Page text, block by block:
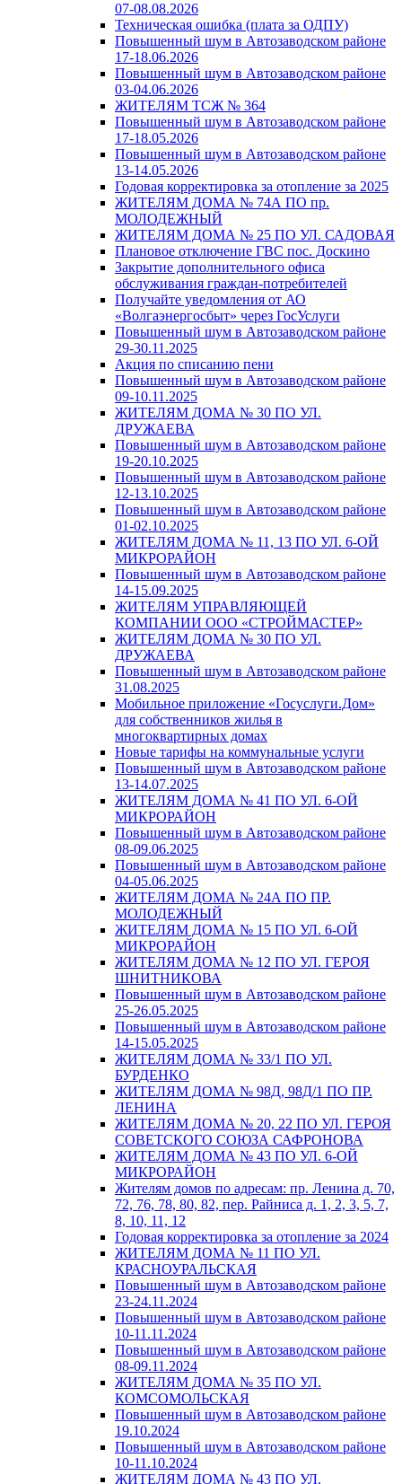
07-08.08.2026
Техническая ошибка (плата за ОДПУ)
Повышенный шум в Автозаводском районе
17-18.06.2026
Повышенный шум в Автозаводском районе
03-04.06.2026
ЖИТЕЛЯМ ТСЖ № 364
Повышенный шум в Автозаводском районе
17-18.05.2026
Повышенный шум в Автозаводском районе
13-14.05.2026
Годовая корректировка за отопление за 2025
ЖИТЕЛЯМ ДОМА № 74А ПО пр.
МОЛОДЕЖНЫЙ
ЖИТЕЛЯМ ДОМА № 25 ПО УЛ. САДОВАЯ
Плановое отключение ГВС пос. Доскино
Закрытие дополнительного офиса
обслуживания граждан-потребителей
Получайте уведомления от АО
«Волгаэнергосбыт» через ГосУслуги
Повышенный шум в Автозаводском районе
29-30.11.2025
Акция по списанию пени
Повышенный шум в Автозаводском районе
09-10.11.2025
ЖИТЕЛЯМ ДОМА № 30 ПО УЛ.
ДРУЖАЕВА
Повышенный шум в Автозаводском районе
19-20.10.2025
Повышенный шум в Автозаводском районе
12-13.10.2025
Повышенный шум в Автозаводском районе
01-02.10.2025
ЖИТЕЛЯМ ДОМА № 11, 13 ПО УЛ. 6-ОЙ
МИКРОРАЙОН
Повышенный шум в Автозаводском районе
14-15.09.2025
ЖИТЕЛЯМ УПРАВЛЯЮЩЕЙ
КОМПАНИИ ООО «СТРОЙМАСТЕР»
ЖИТЕЛЯМ ДОМА № 30 ПО УЛ.
ДРУЖАЕВА
Повышенный шум в Автозаводском районе
31.08.2025
Мобильное приложение «Госуслуги.Дом»
для собственников жилья в
многоквартирных домах
Новые тарифы на коммунальные услуги
Повышенный шум в Автозаводском районе
13-14.07.2025
ЖИТЕЛЯМ ДОМА № 41 ПО УЛ. 6-ОЙ
МИКРОРАЙОН
Повышенный шум в Автозаводском районе
08-09.06.2025
Повышенный шум в Автозаводском районе
04-05.06.2025
ЖИТЕЛЯМ ДОМА № 24А ПО ПР.
МОЛОДЕЖНЫЙ
ЖИТЕЛЯМ ДОМА № 15 ПО УЛ. 6-ОЙ
МИКРОРАЙОН
ЖИТЕЛЯМ ДОМА № 12 ПО УЛ. ГЕРОЯ
ШНИТНИКОВА
Повышенный шум в Автозаводском районе
25-26.05.2025
Повышенный шум в Автозаводском районе
14-15.05.2025
ЖИТЕЛЯМ ДОМА № 33/1 ПО УЛ.
БУРДЕНКО
ЖИТЕЛЯМ ДОМА № 98Д, 98Д/1 ПО ПР.
ЛЕНИНА
ЖИТЕЛЯМ ДОМА № 20, 22 ПО УЛ. ГЕРОЯ
СОВЕТСКОГО СОЮЗА САФРОНОВА
ЖИТЕЛЯМ ДОМА № 43 ПО УЛ. 6-ОЙ
МИКРОРАЙОН
Жителям домов по адресам: пр. Ленина д. 70,
72, 76, 78, 80, 82, пер. Райниса д. 1, 2, 3, 5, 7,
8, 10, 11, 12
Годовая корректировка за отопление за 2024
ЖИТЕЛЯМ ДОМА № 11 ПО УЛ.
КРАСНОУРАЛЬСКАЯ
Повышенный шум в Автозаводском районе
23-24.11.2024
Повышенный шум в Автозаводском районе
10-11.11.2024
Повышенный шум в Автозаводском районе
08-09.11.2024
ЖИТЕЛЯМ ДОМА № 35 ПО УЛ.
КОМСОМОЛЬСКАЯ
Повышенный шум в Автозаводском районе
19.10.2024
Повышенный шум в Автозаводском районе
10-11.10.2024
ЖИТЕЛЯМ ДОМА № 43 ПО УЛ.